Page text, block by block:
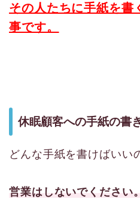
その人たちに手紙を書
事です。
休眠顧客への手紙の書
どんな手紙を書けばいい
営業はしないでください。